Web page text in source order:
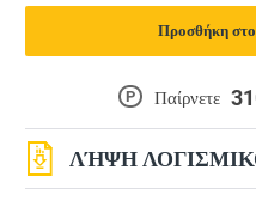
P Παίρνετε
ΛΉΨΗ
Προσθήκη